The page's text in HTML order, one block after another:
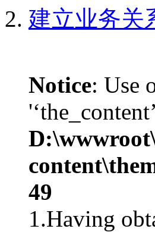
建立业务关
Notice: Use
49
1.Having